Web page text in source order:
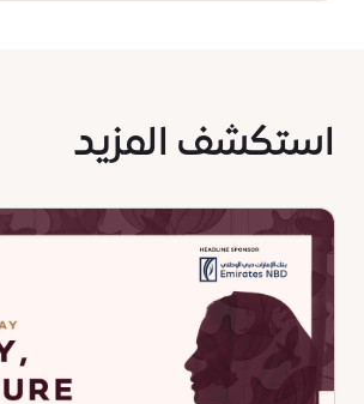
استكشف المزيد